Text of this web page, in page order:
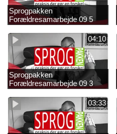
Sprogpakken
Forældresamarbejde 09 5
04:10
Sprogpakken
Forældresamarbejde 09 3
03:33